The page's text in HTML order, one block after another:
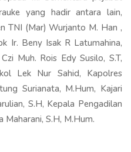
yang hadir antara lain,
TNI (Mar) Wurjanto M. Han ,
Ir. Beny Isak R Latumahina,
Muh. Rois Edy Susilo, S.T,
Lek Nur Sahid, Kapolres
Surianata, M.Hum, Kajari
S.H, Kepala Pengadilan
Maharani, S.H, M.Hum.